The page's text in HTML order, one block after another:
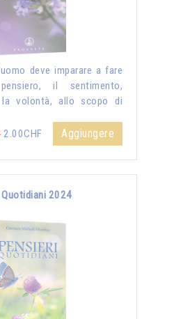
deve imparare a fare
il sentimento,
la volontà, allo scopo di
2.00CHF Aggiungere
Quotidiani 2024